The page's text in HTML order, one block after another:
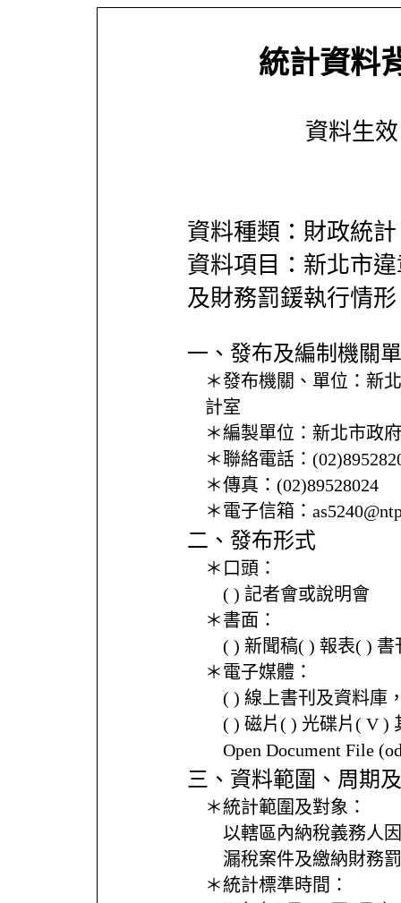
統計資料
資料生
資料種類：財政統計
資料項目：新北市
及財務罰鍰執行情形
一、發布及編制機關
＊發布機關、單位： 新
計室
＊編製單位： 新北市政
＊聯絡電話：
＊傳真： (02)89528024
＊電子信箱：
二、發布形式
＊口頭：
( ) 記者會或說明會
＊書面：
( ) 新聞稿( ) 報表( ) 書
＊電子媒體：
( ) 線上書刊及資料庫
( ) 磁片( ) 光碟片( V )
Open Document File
三、資料範圍、周期
＊統計範圍及對象：
以轄區內納稅義務人
漏稅案件及繳納財務
＊統計標準時間：